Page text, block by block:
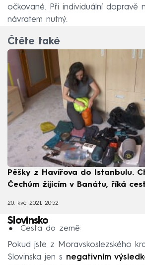
očkované. Při individuální dopravě
návratem nutný.
Čtěte také
Pěšky z Havířova do Istanbulu.
Čechům žijícím v Banátu, říká
20. kvě 2021, 20:52
Slovinsko
Cesta do země:
Pokud jste z Moravskoslezského
Slovinska jen s negativním